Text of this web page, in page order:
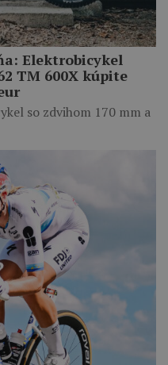
Elektrobicykel
TM 600X kúpite
so zdvihom 170 mm a